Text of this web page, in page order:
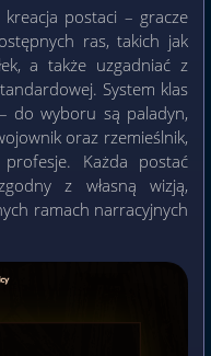
postaci – gracze
ras, takich jak
a także uzgadniać z
System klas
do wyboru są paladyn,
oraz rzemieślnik,
Każda postać
z własną wizją,
ramach narracyjnych